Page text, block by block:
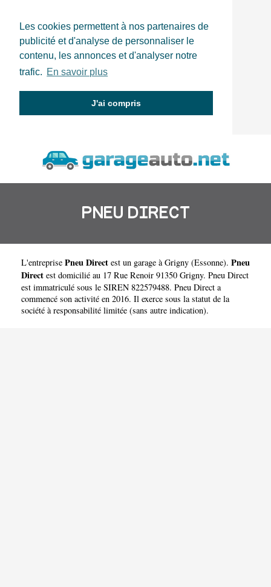
Les cookies permettent à nos partenaires de
publicité et d'analyse de personnaliser le
contenu, les annonces et d'analyser notre
trafic. En savoir plus
J'ai compris
PNEU DIRECT
L'entreprise Pneu Direct est un garage à Grigny (Essonne). Pneu
Direct est domicilié au 17 Rue Renoir 91350 Grigny. Pneu Direct
est immatriculé sous le SIREN 822579488. Pneu Direct a
commencé son activité en 2016. Il exerce sous la statut de la
société à responsabilité limitée (sans autre indication).